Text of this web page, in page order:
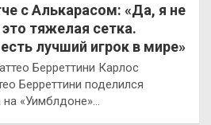
с Алькарасом: «Да, я не
тяжелая сетка.
лучший игрок в мире»
Берреттини Карлос
Берреттини поделился
«Уимблдоне»…